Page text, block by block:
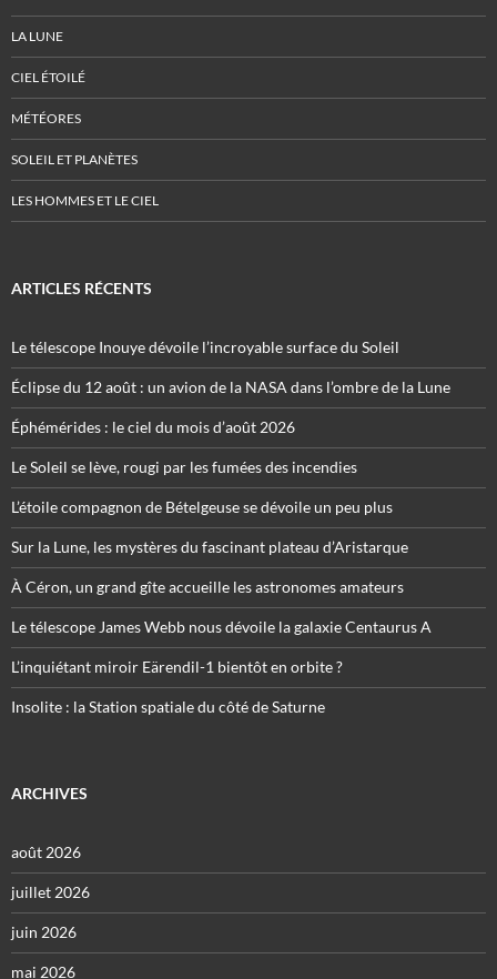
LA LUNE
CIEL ÉTOILÉ
MÉTÉORES
SOLEIL ET PLANÈTES
LES HOMMES ET LE CIEL
ARTICLES RÉCENTS
Le télescope Inouye dévoile l’incroyable surface du Soleil
Éclipse du 12 août : un avion de la NASA dans l’ombre de la Lune
Éphémérides : le ciel du mois d’août 2026
Le Soleil se lève, rougi par les fumées des incendies
L’étoile compagnon de Bételgeuse se dévoile un peu plus
Sur la Lune, les mystères du fascinant plateau d’Aristarque
À Céron, un grand gîte accueille les astronomes amateurs
Le télescope James Webb nous dévoile la galaxie Centaurus A
L’inquiétant miroir Eärendil-1 bientôt en orbite ?
Insolite : la Station spatiale du côté de Saturne
ARCHIVES
août 2026
juillet 2026
juin 2026
mai 2026